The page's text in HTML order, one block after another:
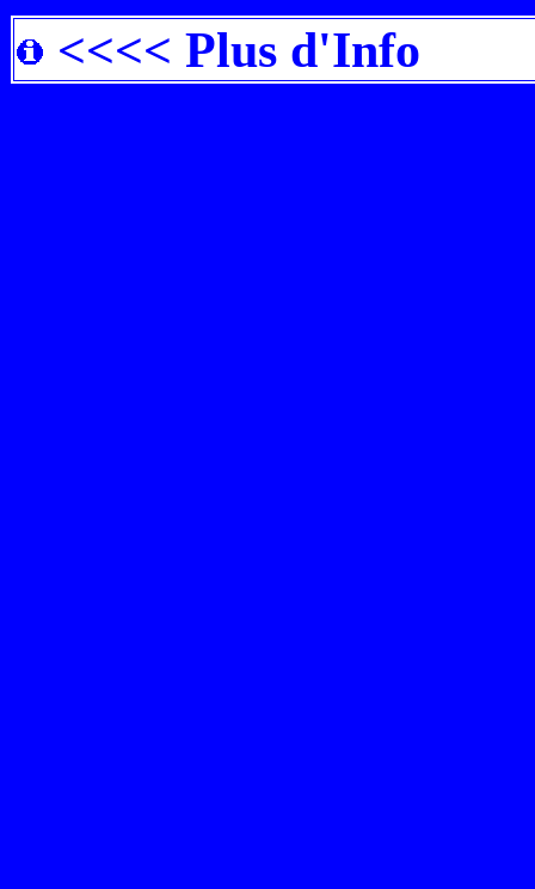
<<<< Plus d'Info